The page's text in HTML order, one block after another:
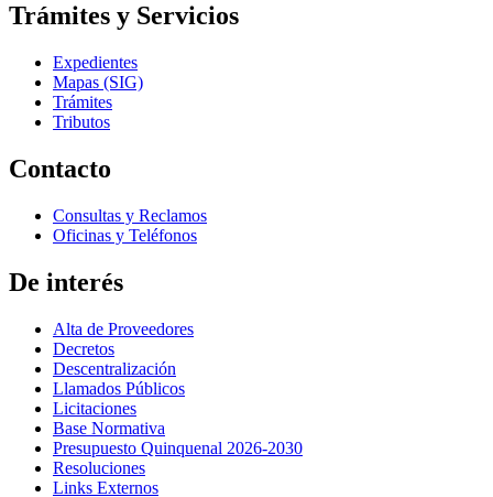
Trámites y Servicios
Expedientes
Mapas (SIG)
Trámites
Tributos
Contacto
Consultas y Reclamos
Oficinas y Teléfonos
De interés
Alta de Proveedores
Decretos
Descentralización
Llamados Públicos
Licitaciones
Base Normativa
Presupuesto Quinquenal 2026-2030
Resoluciones
Links Externos